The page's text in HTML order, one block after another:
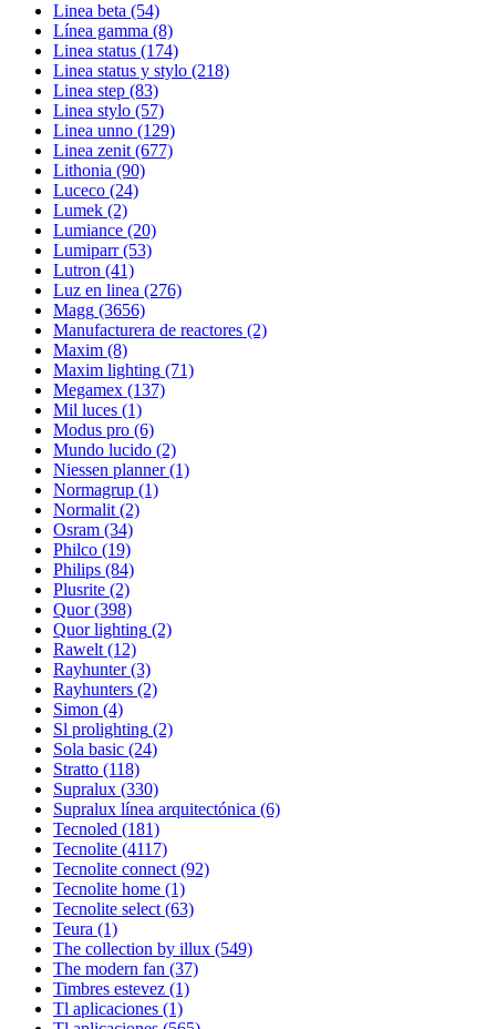
Linea beta (54)
Línea gamma (8)
Linea status (174)
Linea status y stylo (218)
Linea step (83)
Linea stylo (57)
Linea unno (129)
Linea zenit (677)
Lithonia (90)
Luceco (24)
Lumek (2)
Lumiance (20)
Lumiparr (53)
Lutron (41)
Luz en linea (276)
Magg (3656)
Manufacturera de reactores (2)
Maxim (8)
Maxim lighting (71)
Megamex (137)
Mil luces (1)
Modus pro (6)
Mundo lucido (2)
Niessen planner (1)
Normagrup (1)
Normalit (2)
Osram (34)
Philco (19)
Philips (84)
Plusrite (2)
Quor (398)
Quor lighting (2)
Rawelt (12)
Rayhunter (3)
Rayhunters (2)
Simon (4)
Sl prolighting (2)
Sola basic (24)
Stratto (118)
Supralux (330)
Supralux línea arquitectónica (6)
Tecnoled (181)
Tecnolite (4117)
Tecnolite connect (92)
Tecnolite home (1)
Tecnolite select (63)
Teura (1)
The collection by illux (549)
The modern fan (37)
Timbres estevez (1)
Tl aplicaciones (1)